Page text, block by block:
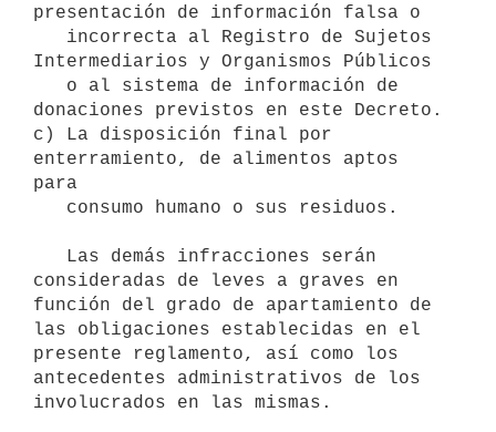
presentación de información falsa o
Intermediarios y Organismos Públicos
donaciones previstos en este Decreto.
c) La disposición final por
enterramiento, de alimentos aptos
para
consideradas de leves a graves en
función del grado de apartamiento de
las obligaciones establecidas en el
presente reglamento, así como los
antecedentes administrativos de los
involucrados en las mismas.